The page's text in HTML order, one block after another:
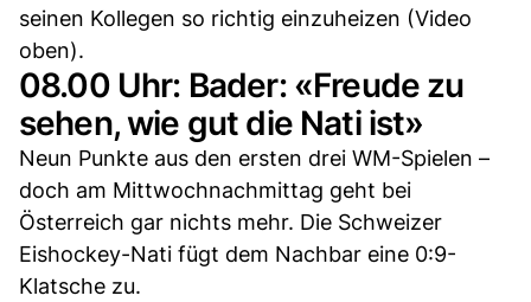
seinen Kollegen so richtig einzuheizen (Video
oben).
08.00 Uhr: Bader: «Freude zu
sehen, wie gut die Nati ist»
Neun Punkte aus den ersten drei WM-Spielen –
doch am Mittwochnachmittag geht bei
Österreich gar nichts mehr. Die Schweizer
Eishockey-Nati fügt dem Nachbar eine 0:9-
Klatsche zu.